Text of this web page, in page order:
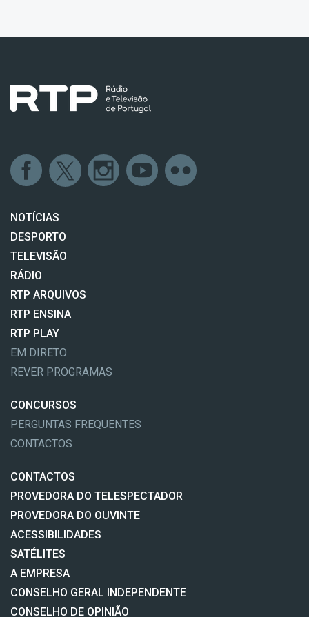
NOTÍCIAS
DESPORTO
TELEVISÃO
RÁDIO
RTP ARQUIVOS
RTP ENSINA
RTP PLAY
EM DIRETO
REVER PROGRAMAS
CONCURSOS
PERGUNTAS FREQUENTES
CONTACTOS
CONTACTOS
PROVEDORA DO TELESPECTADOR
PROVEDORA DO OUVINTE
ACESSIBILIDADES
SATÉLITES
A EMPRESA
CONSELHO GERAL INDEPENDENTE
CONSELHO DE OPINIÃO